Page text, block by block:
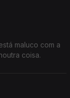
maluco com a
coisa.